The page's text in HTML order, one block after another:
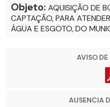
Objeto: AQUISIÇÃO DE
CAPTAÇÃO, PARA
ÁGUA E ESGOTO, DO
AVISO
AUSENCIA